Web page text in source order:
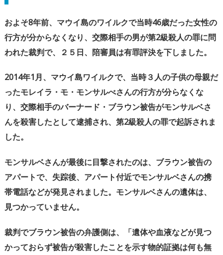
およそ8年前、マウイ島のワイルクで当時46歳だった女性の
行方が分からなくなり、 交際相手の男が第2級殺人の罪に問
われた裁判で、２５日、陪審員は有罪評決を下しました。
2014年1月、マウイ島ワイルクで、当時３人の子供の母親だ
ったモレイラ・モ・モンサルべさんの行方が分らなくな
り、交際相手のバーナード・ブラウン被告がモンサルベさ
んを殺害したとして逮捕され、第2級殺人の罪で起訴されま
した。
モンサルベさんが最後に目撃されたのは、ブラウン被告の
アパートで、失踪後、アパート付近でモンサルベさんの携
帯電話などが発見されました。 モンサルベさんの遺体は、
見つかっていません。
裁判でブラウン被告の弁護側は、「遺体や血液などが見つ
かっておらず被告が殺害したことを示す物的証拠は何も無